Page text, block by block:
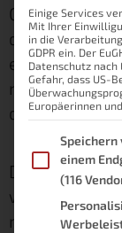
Geräte.
die aktuellen
erfragen. Ich
nach der
die Schnelle
Dabei bietet
weitere
mit dem
Einige Services
Mit Ihrer
in die
GDPR ein. Der
Datenschutz nach
Gefahr, dass US-
Europäerinnen
Im Folgenden
einem
(116